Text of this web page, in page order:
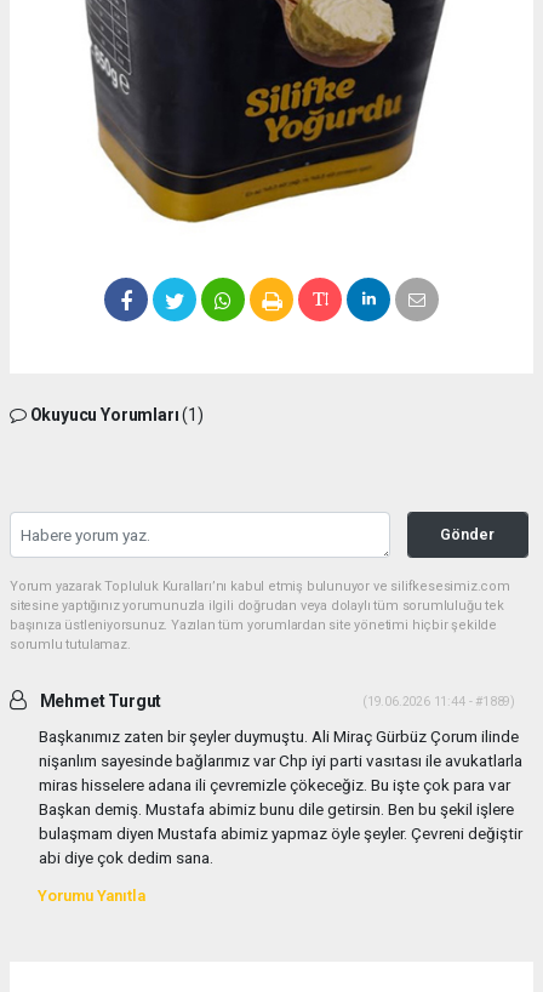
Okuyucu Yorumları(1)
Gönder
Yorum yazarak Topluluk Kuralları’nı kabul etmiş bulunuyor ve silifkesesimiz.com
sitesine yaptığınız yorumunuzla ilgili doğrudan veya dolaylı tüm sorumluluğu tek
başınıza üstleniyorsunuz. Yazılan tüm yorumlardan site yönetimi hiçbir şekilde
sorumlu tutulamaz.
Mehmet Turgut (19.06.2026 11:44 - #1889)
Başkanımız zaten bir şeyler duymuştu. Ali Miraç Gürbüz Çorum ilinde
nişanlım sayesinde bağlarımız var Chp iyi parti vasıtası ile avukatlarla
miras hisselere adana ili çevremizle çökeceğiz. Bu işte çok para var
Başkan demiş. Mustafa abimiz bunu dile getirsin. Ben bu şekil işlere
bulaşmam diyen Mustafa abimiz yapmaz öyle şeyler. Çevreni değiştir
abi diye çok dedim sana.
Yorumu Yanıtla